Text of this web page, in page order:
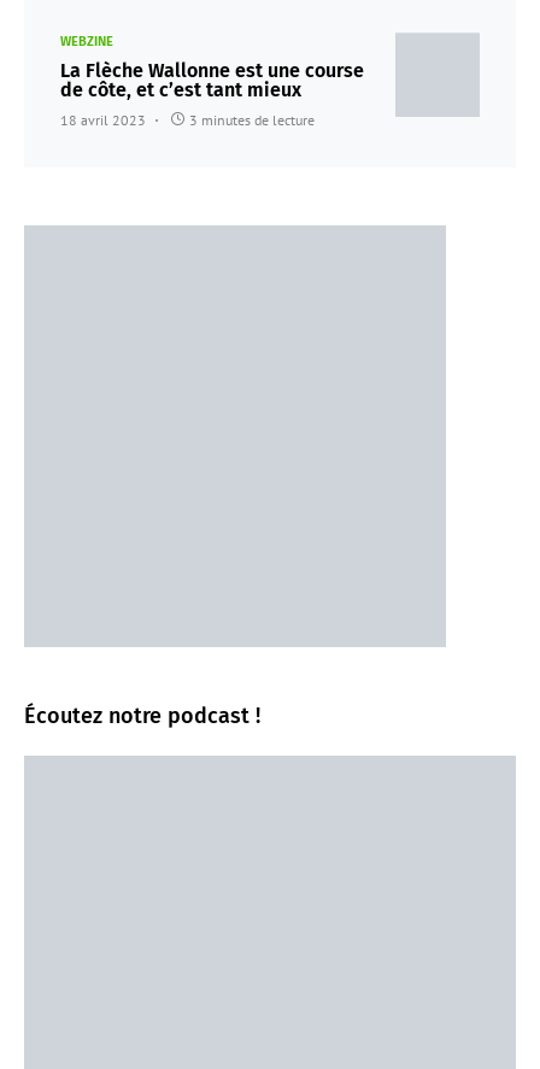
WEBZINE
La Flèche Wallonne est une course
de côte, et c’est tant mieux
18 avril 2023 3 minutes de lecture
Écoutez notre podcast !